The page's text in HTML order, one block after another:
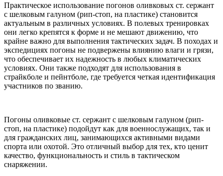
Практическое использование погонов оливковых ст. сержант
с шелковым галуном (рип-стоп, на пластике) становится
актуальным в различных условиях. В полевых тренировках
они легко крепятся к форме и не мешают движению, что
крайне важно для выполнения тактических задач. В походах и
экспедициях погоны не подвержены влиянию влаги и грязи,
что обеспечивает их надежность в любых климатических
условиях. Они также подходят для использования в
страйкболе и пейнтболе, где требуется четкая идентификация
участников по званию.
Погоны оливковые ст. сержант с шелковым галуном (рип-
стоп, на пластике) подойдут как для военнослужащих, так и
для гражданских лиц, занимающихся активными видами
спорта или охотой. Это отличный выбор для тех, кто ценит
качество, функциональность и стиль в тактическом
снаряжении.